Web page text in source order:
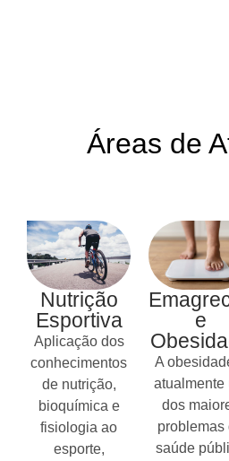
Áreas de
Nutrição
Esportiva
Aplicação dos
conhecimentos
de nutrição,
bioquímica e
fisiologia ao
esporte,
e
A
atualmente
dos
problemas
saúde